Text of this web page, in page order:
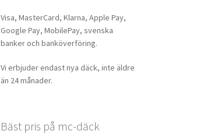
Visa, MasterCard, Klarna, Apple Pay,
Google Pay, MobilePay, svenska
banker och banköverföring.
Vi erbjuder endast nya däck, inte äldre
än 24 månader.
Bäst pris på mc-däck